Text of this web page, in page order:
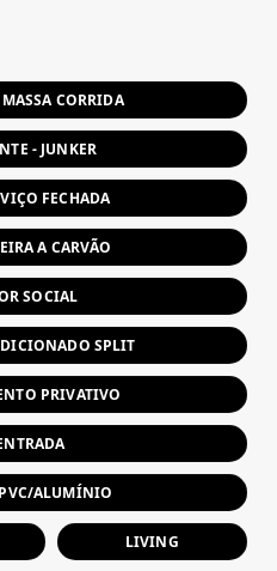
CORRIDA
- JUNKER
FECHADA
A CARVÃO
SOCIAL
SPLIT
PRIVATIVO
ALUMÍNIO
LIVING